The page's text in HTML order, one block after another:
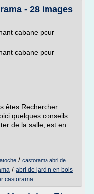
- 28 images
cabane pour
cabane pour
êtes Rechercher
quelques conseils
de la salle, est en
/ castorama abri de
/ abri de jardin en bois
castorama